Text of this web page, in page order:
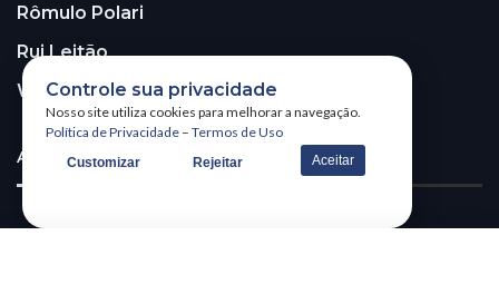
Rômulo Polari
Rui Leitão
Walter Santos
ASSINE A NOSSA NEWSLETTER!
Controle sua privacidade
Nosso site utiliza cookies para melhorar a navegação.
Política de Privacidade – Termos de Uso
Customizar Rejeitar Aceitar